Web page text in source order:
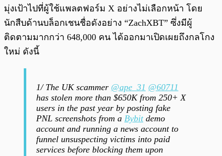
มุ่งเป้าไปที่ผู้ใช้แพลตฟอร์ม X อย่างไม่เลือกหน้า โดย
นักสืบด้านบล็อกเชนชื่อดังอย่าง “ZachXBT” ซึ่งมีผู้
ติดตามมากกว่า 648,000 คน ได้ออกมาเปิดเผยถึงกลโกง
ใหม่ ดังนี้
1/ The UK scammer @ape_31 @60711
has stolen more than $650K from 250+ X
users in the past year by posting fake
PNL screenshots from a Bybitdemo
account and running a news account to
funnel unsuspecting victims into paid
services before blocking them upon